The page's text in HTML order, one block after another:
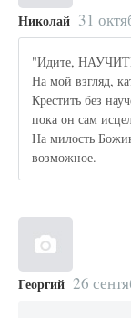
Николай 31
"Идите,
На мой взгляд,
Крестить без
пока он сам
На милость
возможное.
Георгий 26